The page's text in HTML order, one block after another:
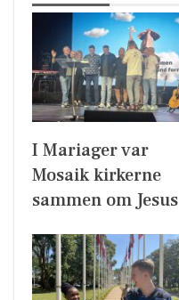
I Mariager var
Mosaik kirkerne
sammen om Jesus